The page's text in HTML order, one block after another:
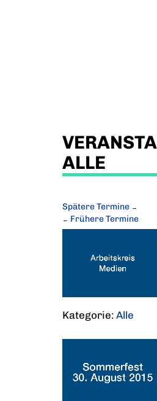
ALLE
Spätere Termine →
← Frühere Termine
Kategorie: Alle